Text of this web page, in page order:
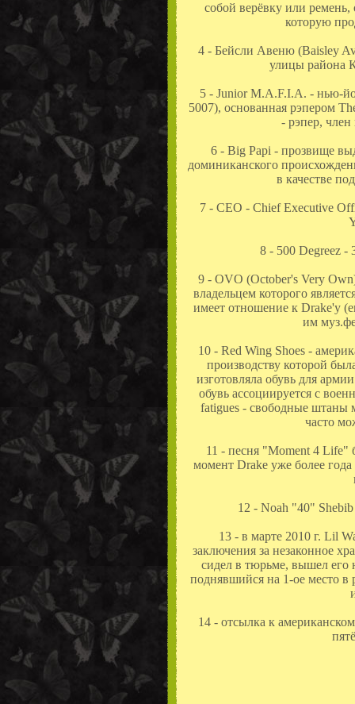
собой верёвку или
которую
4 - Бейсли Авеню (Baisley
улицы района
5 - Junior M.A.F.I.A. - нью-
5007), основанная рэпером
- рэпер,
6 - Big Papi - прозвище
доминиканского
в качестве
7 - CEO - Chief Executive
8 - 500 Degreez -
9 - OVO (October's Very
владельцем которого
имеет отношение к Drake'у
им
10 - Red Wing Shoes -
производству которой
изготовляла обувь для
обувь ассоциируется с
fatigues - свободные штаны
часто
11 - песня "Moment 4 Life"
момент Drake уже более
12 - Noah "40"
13 - в марте 2010 г. Lil
заключения за незаконное
сидел в тюрьме, вышел
поднявшийся на 1-ое место в
14 - отсылка к